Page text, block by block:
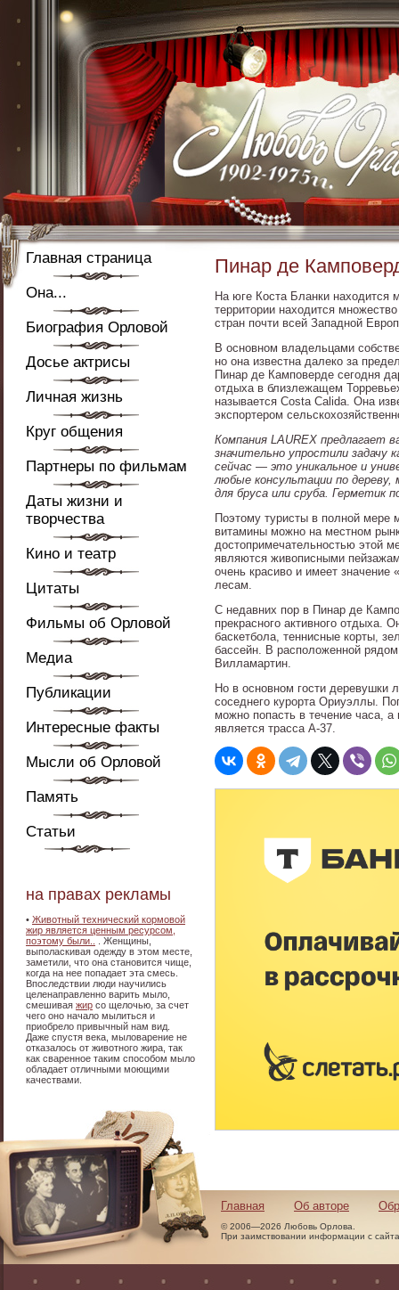
Главная страница
Она...
Биография Орловой
Досье актрисы
Личная жизнь
Круг общения
Партнеры по фильмам
Даты жизни и
творчества
Кино и театр
Цитаты
Фильмы об Орловой
Медиа
Публикации
Интересные факты
Мысли об Орловой
Память
Статьи
на правах рекламы
• Животный технический кормовой
жир является ценным ресурсом,
поэтому были..
. Женщины,
выполаскивая одежду в этом месте,
заметили, что она становится чище,
когда на нее попадает эта смесь.
Впоследствии люди научились
целенаправленно варить мыло,
смешивая жир со щелочью, за счет
чего оно начало мылиться и
приобрело привычный нам вид.
Даже спустя века, мыловарение не
отказалось от животного жира, так
как сваренное таким способом мыло
обладает отличными моющими
качествами.
Пинар де
На юге Коста Бланки находится
территории находится
стран почти всей Западной
В основном владельцами
но она известна далеко за
Пинар де Камповерде сегодня
отдыха в близлежащем
называется Costa Calida. Она
экспортером
Компания LAUREX предлагает
значительно упростили
сейчас — это уникальное и
любые консультации по
для бруса или сруба. Герметик
Поэтому туристы в полной мере
витамины можно на местном
достопримечательностью этой
являются живописными
очень красиво и имеет
лесам.
С недавних пор в Пинар де
прекрасного активного отдыха.
баскетбола, теннисные корты,
бассейн. В расположенной
Вилламартин.
Но в основном гости деревушки
соседнего курорта Ориуэллы.
можно попасть в течение часа,
является трасса А-37.
Главная Об авторе
© 2006—2026 Любовь Орлова.
При заимствовании информации с